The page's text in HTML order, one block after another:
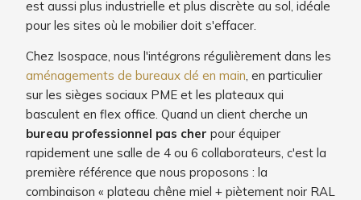
est aussi plus industrielle et plus discrète au sol, idéale
pour les sites où le mobilier doit s'effacer.
Chez Isospace, nous l'intégrons régulièrement dans les
aménagements de bureaux clé en main, en particulier
sur les sièges sociaux PME et les plateaux qui
basculent en flex office. Quand un client cherche un
bureau professionnel pas cher pour équiper
rapidement une salle de 4 ou 6 collaborateurs, c'est la
première référence que nous proposons : la
combinaison « plateau chêne miel + piètement noir RAL